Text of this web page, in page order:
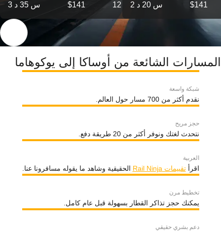
3 س 35 د $141 12 2 س 20 د $141
المسارات الشائعة من أوساكا إلى يوكوهاما
شبكة واسعة
نقدم أكثر من 700 مسار حول العالم.
حجز مريح
نتحدث لغتك ونوفر أكثر من 20 طريقة دفع.
العربية
اقرأتقييمات Rail Ninja الحقيقية وشاهد ما يقوله مسافرونا عنا.
تخطيط مرن
يمكنك حجز تذاكر القطار بسهولة قبل عام كامل.
دعم بشري حقيقي